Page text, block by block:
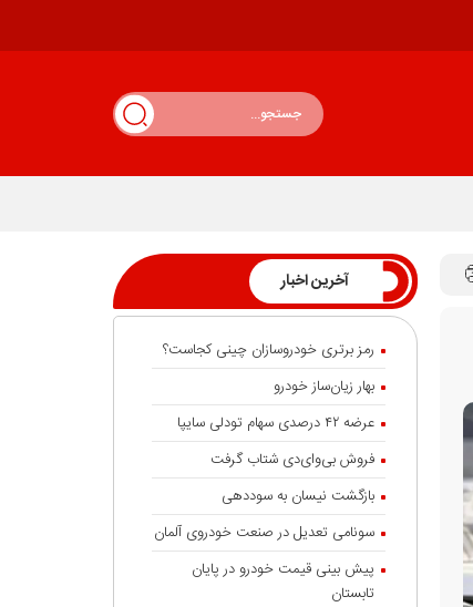
آخرین اخبار
رمز برتری خودروسازان چینی کجاست؟
بهار زیان‌ساز خودرو
عرضه ۴۲ درصدی سهام تودلی سایپا
فروش بی‌وای‌دی شتاب گرفت
بازگشت نیسان به سوددهی
سونامی تعدیل در صنعت خودروی آلمان
پیش بینی قیمت خودرو در پایان
تابستان